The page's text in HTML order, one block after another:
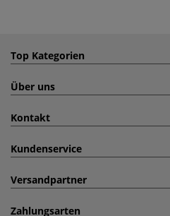
Top Kategorien
Über uns
Kontakt
Kundenservice
Versandpartner
Zahlungsarten